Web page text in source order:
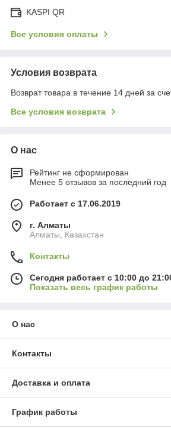
KASPI QR
Все условия оплаты
Условия возврата
Возврат товара в течение 14 дней за
Все условия возврата
О нас
Рейтинг не сформирован
Менее 5 отзывов за последний год
Работает с 17.06.2019
г. Алматы
Алматы, Казахстан
Контакты
Сегодня работает с 10:00 до
Показать весь график работы
О нас
Контакты
Доставка и оплата
График работы